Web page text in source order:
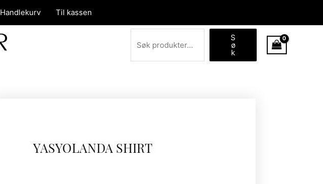
Handlekurv Til kassen
Søk
S
ø
k
YASYOLANDA SHIRT